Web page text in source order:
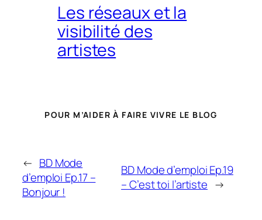
Les réseaux et la
visibilité des
artistes
POUR M’AIDER À FAIRE VIVRE LE BLOG
← BD Mode
d’emploi Ep.17 –
Bonjour !
BD Mode d’emploi Ep.19
– C’est toi l’artiste →